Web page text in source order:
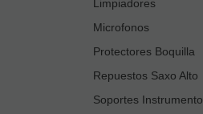
Limpiadores
Microfonos
Protectores Boquilla
Repuestos Saxo Alto
Soportes Instrumento